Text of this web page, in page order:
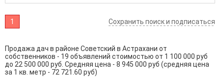
1 Сохранить поиск и подписаться
Продажа дач в районе Советский в Астрахани от
собственников - 19 объявлений стоимостью от 1 100 000 руб
до 22 500 000 руб. Средняя цена - 8 945 000 руб (средняя цена
за 1 кв. метр - 72 721.60 руб)